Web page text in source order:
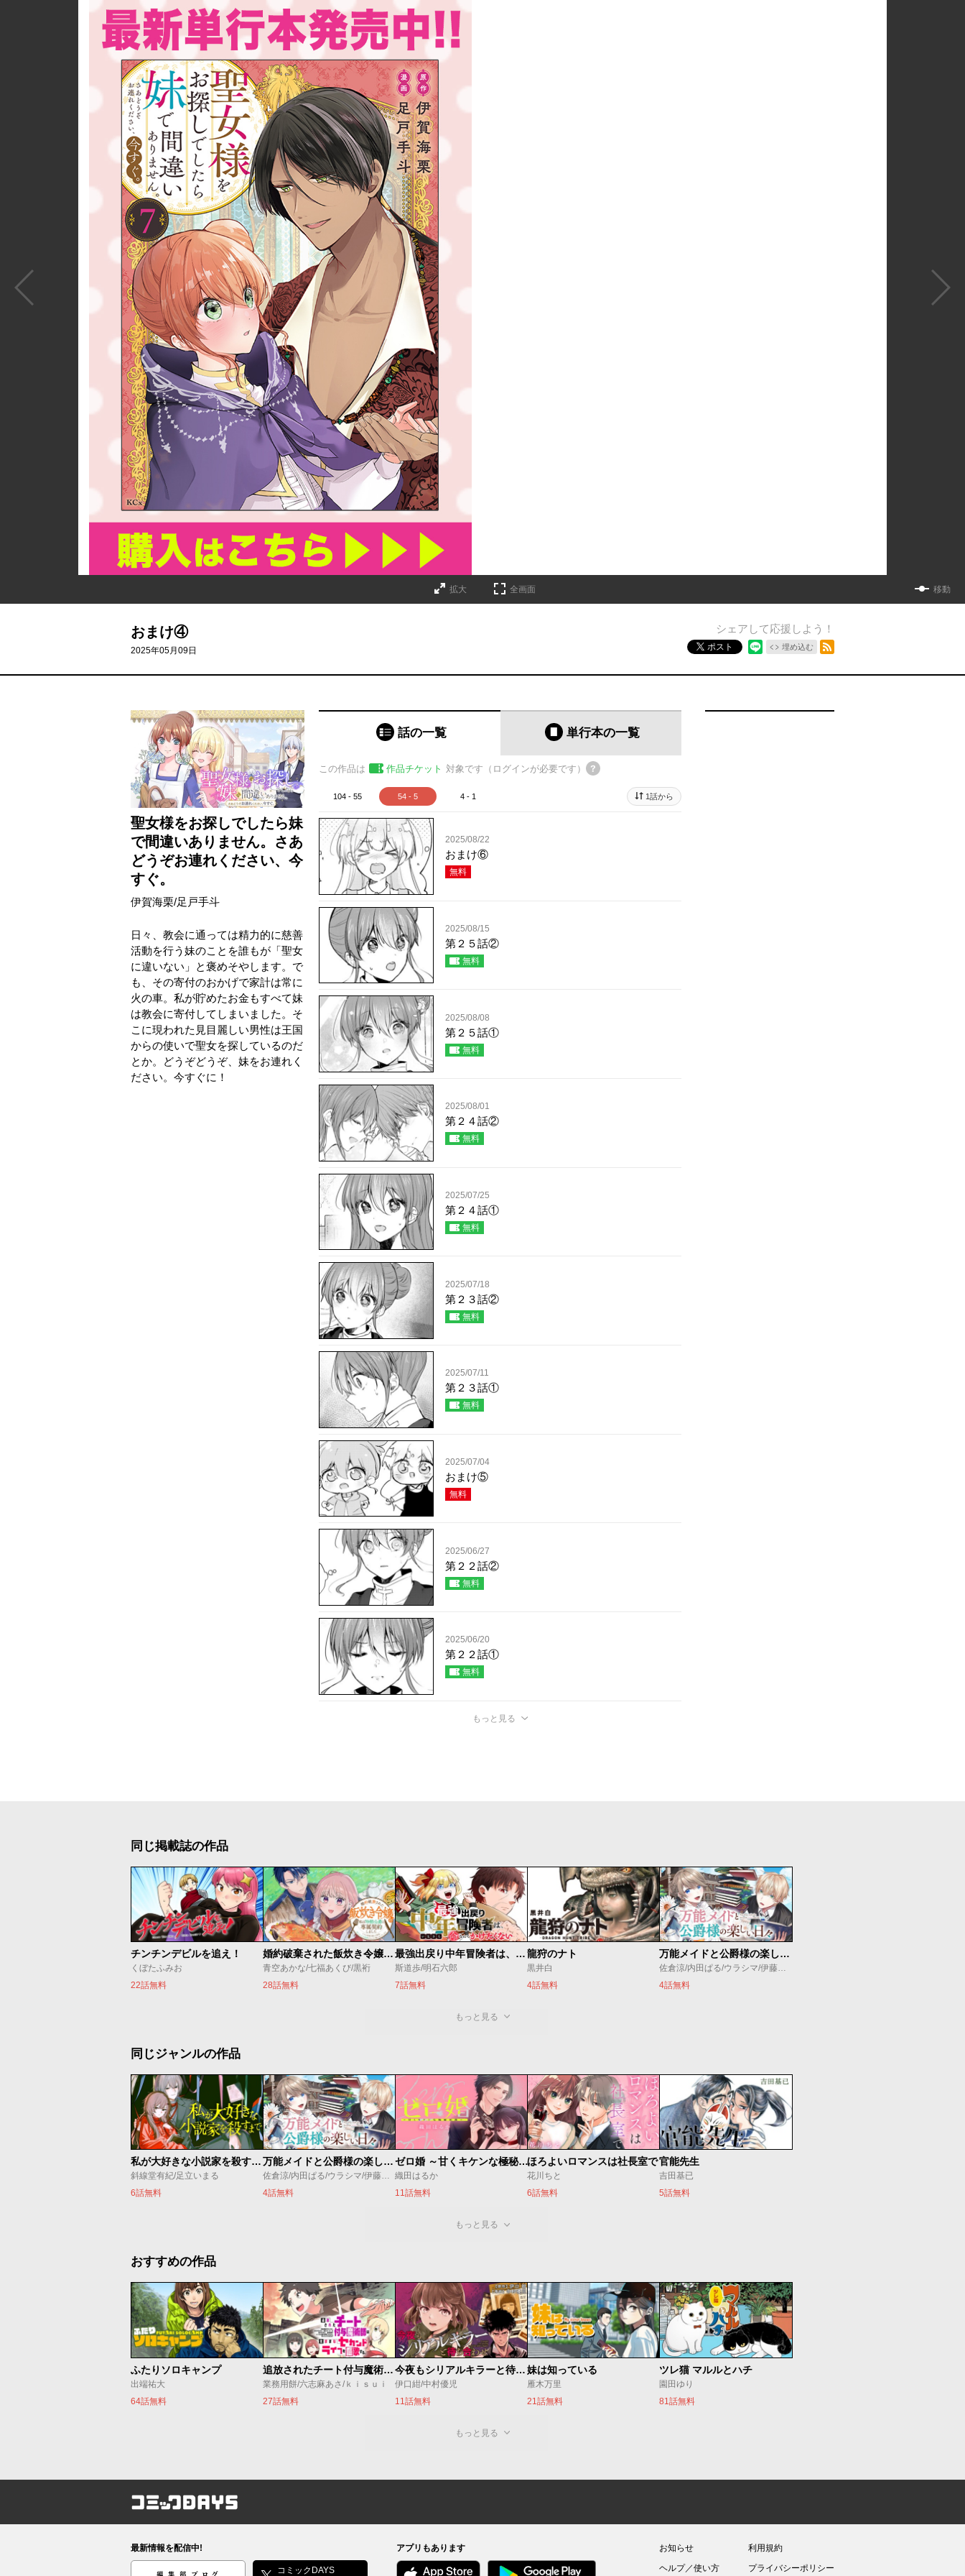
詳細ページへのリンク
拡大 全画面 移動
おまけ④
2025年05月09日
シェアして応援しよう！
ポスト 埋め込む
聖女様をお探しでしたら妹
で間違いありません。さあ
どうぞお連れください、今
すぐ。
伊賀海栗/足戸手斗
日々、教会に通っては精力的に慈善
活動を行う妹のことを誰もが「聖女
に違いない」と褒めそやします。で
も、その寄付のおかげで家計は常に
火の車。私が貯めたお金もすべて妹
は教会に寄付してしまいました。そ
こに現われた見目麗しい男性は王国
からの使いで聖女を探しているのだ
とか。どうぞどうぞ、妹をお連れく
ださい。今すぐに！
話の一覧 単行本の一覧
この作品は 作品チケット 対象です（ログインが必要です）
104 - 55 54 - 5 4 - 1 1話から
2025/08/22
おまけ⑥
無料
2025/08/15
第２５話②
無料
2025/08/08
第２５話①
無料
2025/08/01
第２４話②
無料
2025/07/25
第２４話①
無料
2025/07/18
第２３話②
無料
2025/07/11
第２３話①
無料
2025/07/04
おまけ⑤
無料
2025/06/27
第２２話②
無料
2025/06/20
第２２話①
無料
もっと見る
同じ掲載誌の作品
チンチンデビルを追え！
くぼたふみお
22話無料
婚約破棄された飯炊き令嬢の私は冷酷公爵と専属契約しました～ですが胃袋を掴んだ結果、冷たかった公爵様がどんどん優しくなっています～
青空あかな/七福あくび/黒裄
28話無料
最強出戻り中年冒険者は、今さら命なんてかけたくない
斯道歩/明石六郎
7話無料
龍狩のナト
黒井白
4話無料
万能メイドと公爵様の楽しい日々
佐倉涼/内田ぱる/ウラシマ/伊藤テリヤキ
4話無料
もっと見る
同じジャンルの作品
私が大好きな小説家を殺すまで
斜線堂有紀/足立いまる
6話無料
万能メイドと公爵様の楽しい日々
佐倉涼/内田ぱる/ウラシマ/伊藤テリヤキ
4話無料
ゼロ婚 ～甘くキケンな極秘任務～
織田はるか
11話無料
ほろよいロマンスは社長室で
花川ちと
6話無料
官能先生
吉田基已
5話無料
もっと見る
おすすめの作品
ふたりソロキャンプ
出端祐大
64話無料
追放されたチート付与魔術師は気ままなセカンドライフを謳歌する。 ～俺は武器だけじゃなく、あらゆるものに『強化ポイント』を付与できるし、俺の意思でいつでも効果を解除できるけど、残った人たち大丈夫？～
業務用餅/六志麻あさ/ｋｉｓｕｉ
27話無料
今夜もシリアルキラーと待ち合わせ
伊口紺/中村優児
11話無料
妹は知っている
雁木万里
21話無料
ツレ猫 マルルとハチ
園田ゆり
81話無料
もっと見る
コミックDAYS
最新情報を配信中!
編集部ブログ コミックDAYS
アプリもあります
お知らせ
ヘルプ／使い方
利用規約
プライバシーポリシー